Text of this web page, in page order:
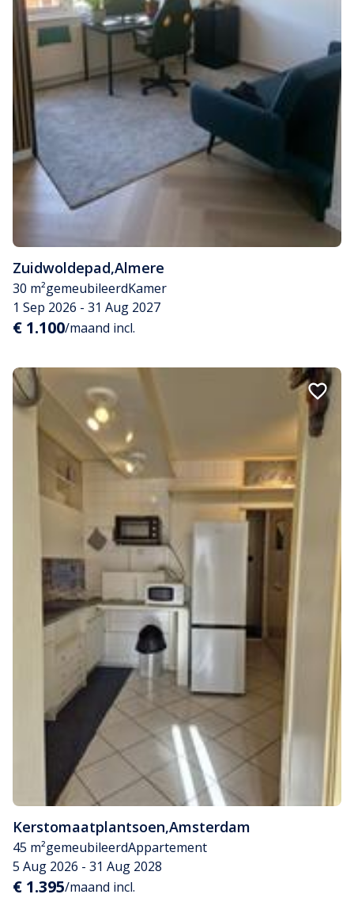
Zuidwoldepad,Almere
30 m²gemeubileerdKamer
1 Sep 2026 - 31 Aug 2027
€ 1.100/maand incl.
Kerstomaatplantsoen,Amsterdam
45 m²gemeubileerdAppartement
5 Aug 2026 - 31 Aug 2028
€ 1.395/maand incl.